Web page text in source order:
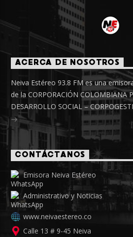
ACERCA DE NOSOTROS
Neiva Estéreo 93.8 FM es una
de la CORPORACIÓN COLOMBIANA
DESARROLLO SOCIAL –
CONTÁCTANOS
Emisora Neiva Estéreo
Administrativo y Noticias
www.neivaestereo.co
Calle 13 # 9-45 Neiva